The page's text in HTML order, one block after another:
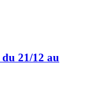
21/12 au